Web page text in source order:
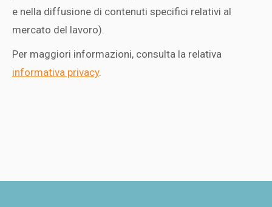
e nella diffusione di contenuti specifici relativi al
mercato del lavoro).
Per maggiori informazioni, consulta la relativa
informativa privacy.